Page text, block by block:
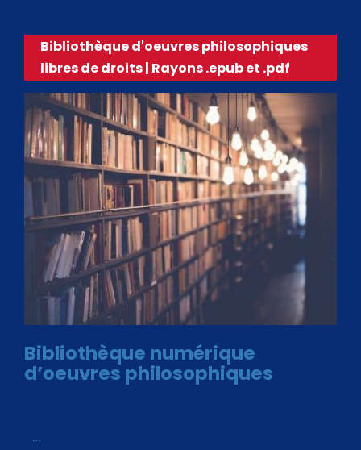
Bibliothèque d'oeuvres philosophiques
libres de droits | Rayons .epub et .pdf
Bibliothèque numérique
d’oeuvres philosophiques
…